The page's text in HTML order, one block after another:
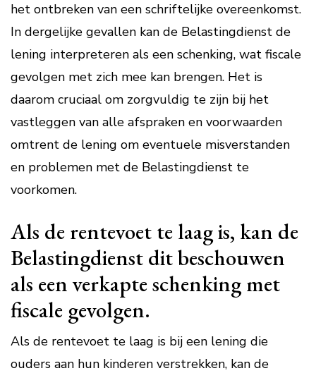
het ontbreken van een schriftelijke overeenkomst.
In dergelijke gevallen kan de Belastingdienst de
lening interpreteren als een schenking, wat fiscale
gevolgen met zich mee kan brengen. Het is
daarom cruciaal om zorgvuldig te zijn bij het
vastleggen van alle afspraken en voorwaarden
omtrent de lening om eventuele misverstanden
en problemen met de Belastingdienst te
voorkomen.
Als de rentevoet te laag is, kan de
Belastingdienst dit beschouwen
als een verkapte schenking met
fiscale gevolgen.
Als de rentevoet te laag is bij een lening die
ouders aan hun kinderen verstrekken, kan de